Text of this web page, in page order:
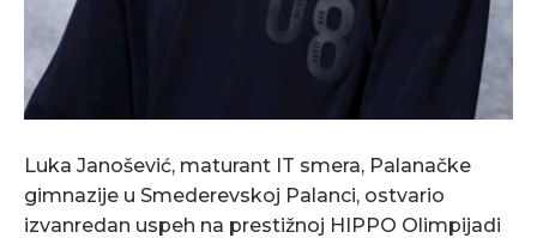
Luka Janošević, maturant IT smera, Palanačke
gimnazije u Smederevskoj Palanci, ostvario
izvanredan uspeh na prestižnoj HIPPO Olimpijadi